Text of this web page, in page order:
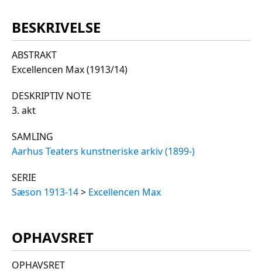
BESKRIVELSE
ABSTRAKT
Excellencen Max (1913/14)
DESKRIPTIV NOTE
3. akt
SAMLING
Aarhus Teaters kunstneriske arkiv (1899-)
SERIE
Sæson 1913-14> Excellencen Max
OPHAVSRET
OPHAVSRET